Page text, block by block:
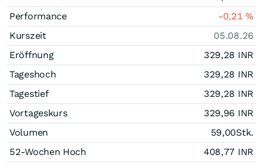
Performance
-0,21%
Kurszeit
05.08.26
Eröffnung
329,28 INR
Tageshoch
329,28 INR
Tagestief
329,28 INR
Vortageskurs
329,96 INR
Volumen
59,00Stk.
52-Wochen Hoch
408,77 INR